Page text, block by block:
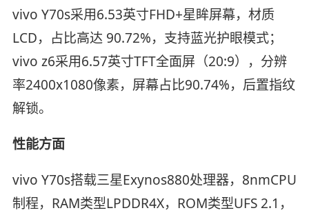
vivo Y70s采用6.53英寸FHD+星眸屏幕，材质
LCD，占比高达 90.72%，支持蓝光护眼模式；
vivo z6采用6.57英寸TFT全面屏（20:9），分辨
率2400x1080像素，屏幕占比90.74%，后置指纹
解锁。
性能方面
vivo Y70s搭载三星Exynos880处理器，8nmCPU
制程，RAM类型LPDDR4X，ROM类型UFS 2.1，